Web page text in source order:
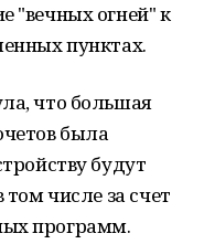
"вечных огней" к
пунктах.
что большая
была
будут
числе за счет
программ.